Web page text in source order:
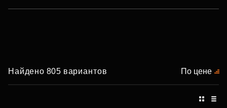
Найдено 805 вариантов По цене